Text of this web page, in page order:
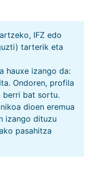
IFZ edo
tarterik eta
hauxe izango da:
Ondoren, profila
berri bat sortu.
dioen eremua
izango dituzu
pasahitza